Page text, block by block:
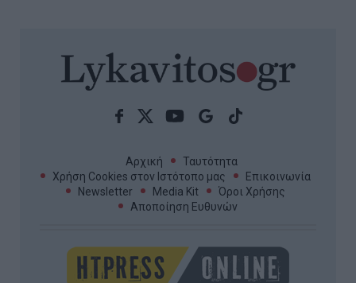
Αρχική
Ταυτότητα
Χρήση Cookies στον Ιστότοπο μας
Επικοινωνία
Newsletter
Media Kit
Όροι Χρήσης
Αποποίηση Ευθυνών